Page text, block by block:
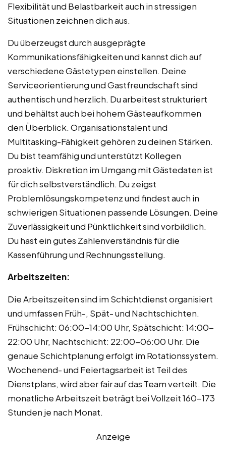
Flexibilität und Belastbarkeit auch in stressigen
Situationen zeichnen dich aus.
Du überzeugst durch ausgeprägte
Kommunikationsfähigkeiten und kannst dich auf
verschiedene Gästetypen einstellen. Deine
Serviceorientierung und Gastfreundschaft sind
authentisch und herzlich. Du arbeitest strukturiert
und behältst auch bei hohem Gästeaufkommen
den Überblick. Organisationstalent und
Multitasking-Fähigkeit gehören zu deinen Stärken.
Du bist teamfähig und unterstützt Kollegen
proaktiv. Diskretion im Umgang mit Gästedaten ist
für dich selbstverständlich. Du zeigst
Problemlösungskompetenz und findest auch in
schwierigen Situationen passende Lösungen. Deine
Zuverlässigkeit und Pünktlichkeit sind vorbildlich.
Du hast ein gutes Zahlenverständnis für die
Kassenführung und Rechnungsstellung.
Arbeitszeiten:
Die Arbeitszeiten sind im Schichtdienst organisiert
und umfassen Früh-, Spät- und Nachtschichten.
Frühschicht: 06:00-14:00 Uhr, Spätschicht: 14:00-
22:00 Uhr, Nachtschicht: 22:00-06:00 Uhr. Die
genaue Schichtplanung erfolgt im Rotationssystem.
Wochenend- und Feiertagsarbeit ist Teil des
Dienstplans, wird aber fair auf das Team verteilt. Die
monatliche Arbeitszeit beträgt bei Vollzeit 160-173
Stunden je nach Monat.
Anzeige